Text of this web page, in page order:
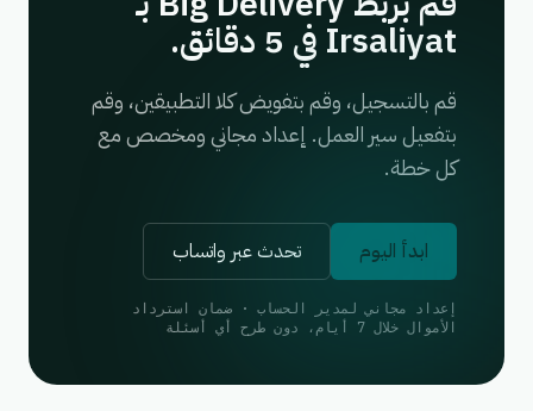
Irsaliyat في 5 دقائق.
قم بالتسجيل، وقم بتفويض كلا التطبيقين، وقم
بتفعيل سير العمل. إعداد مجاني ومخصص مع
كل خطة.
ابدأ اليوم تحدث عبر واتساب
إعداد مجاني لمدير الحساب · ضمان استرداد
الأموال خلال 7 أيام، دون طرح أي أسئلة